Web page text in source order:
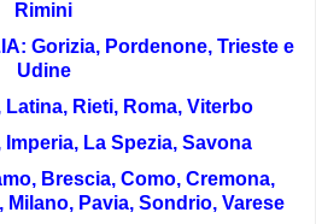
Rimini
Gorizia, Pordenone, Trieste e
Udine
Latina, Rieti, Roma, Viterbo
Imperia, La Spezia, Savona
Brescia, Como, Cremona,
Milano, Pavia, Sondrio, Varese